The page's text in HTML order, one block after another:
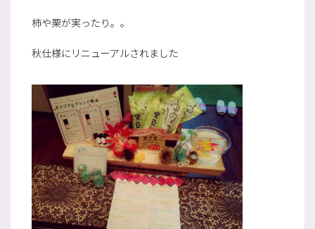
柿や栗が実ったり。。
秋仕様にリニューアルされました